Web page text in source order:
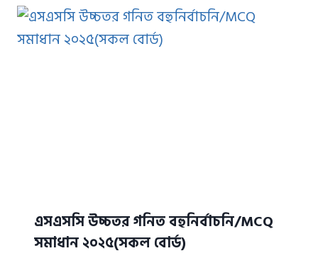
এসএসসি উচ্চতর গনিত বহুনির্বাচনি/MCQ
সমাধান ২০২৫(সকল বোর্ড)